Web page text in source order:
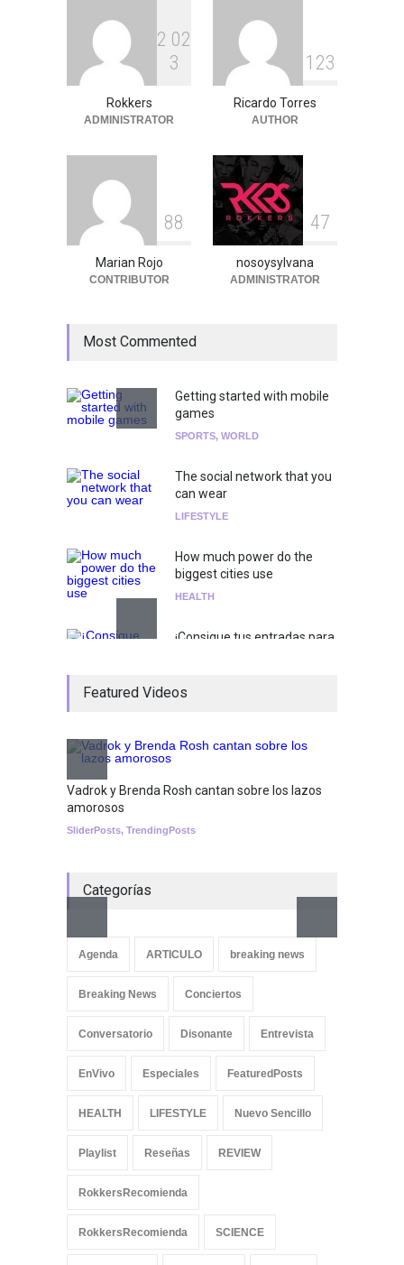
Peces Raros anuncia show
en el Auditorio BB de la
Ciudad de México
ARTICULO ,breaking
2 02
3
Rokkers
ADMINISTRATOR
1 23
Ricardo Torres
AUTHOR
88
Marian Rojo
CONTRIBUTOR
47
nosoysylvana
ADMINISTRATOR
Most Commented
Getting started with mobile
games
SPORTS, WORLD
The social network that you
can wear
LIFESTYLE
How much power do the
biggest cities use
HEALTH
¡Consigue tus entradas para
Tests
Nuclear fusion closer to
Featured Videos
Vadrok y Brenda Rosh cantan sobre los lazos
amorosos
SliderPosts, TrendingPosts
Categorías
Agenda ARTICULO breaking news
Breaking News Conciertos
Conversatorio Disonante Entrevista
EnVivo Especiales FeaturedPosts
HEALTH LIFESTYLE Nuevo Sencillo
Playlist Reseñas REVIEW
RokkersRecomienda
RokkersRecomienda SCIENCE